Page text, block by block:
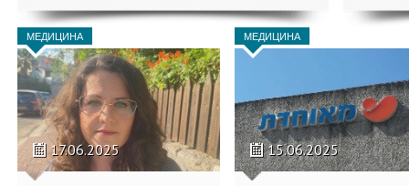
МЕДИЦИНА
17.06.2025
МЕДИЦИНА
15.06.2025